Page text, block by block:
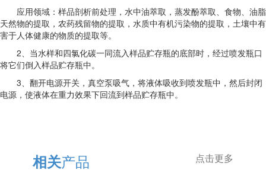
应用领域：样品剖析前处理，水中油萃取，蒸发酚萃取、食物、油脂
天然物的提取，农药残留物的提取，水质中有机污染物的提取，土壤中有
害于人体健康的物质的提取等。
2、当水样和四氯化碳一同流入样品贮存瓶的底部时，经过喷发瓶口
将它们倒入样品贮存瓶中。
3、翻开电源开关，真空泵吸气，将液体吸收到喷发瓶中，然后封闭
电源，使液体在重力效果下回流到样品贮存瓶中。
相关产品 点击更多